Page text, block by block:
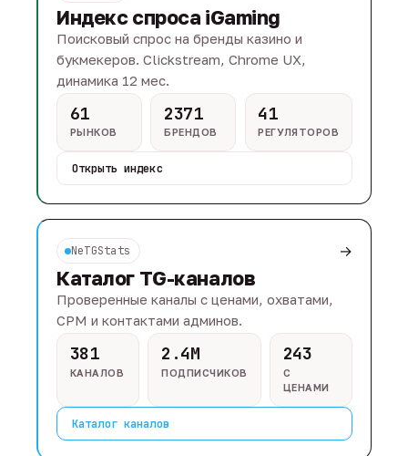
Индекс спроса iGaming
Поисковый спрос на бренды казино и
букмекеров. Clickstream, Chrome UX,
динамика 12 мес.
61
РЫНКОВ
2371
БРЕНДОВ
41
РЕГУЛЯТОРОВ
Открыть индекс
NeTGStats →
Каталог TG-каналов
Проверенные каналы с ценами, охватами,
CPM и контактами админов.
381
КАНАЛОВ
2.4M
ПОДПИСЧИКОВ
243
С
ЦЕНАМИ
Каталог каналов